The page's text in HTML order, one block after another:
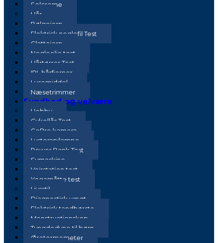
Solcreme
Hår
Bølgejern
Elektrisk neglefil Test
Glattejern
Negleolie test
Hårtørrer Test
IPL hårfjerner
Lusemiddel
Næsetrimmer
Sundhed og velvære
Hobby
Cykellås Test
GoPro kamera
Lysterapilampe
Power Bank Test
Symaskine
Vejrstation test
Yogamåtte test
Livsstil
Diagnostisk vægt
Elektrisk tandbørste
Menstruationskop
Tyngdedyne til børn
Øretermometer